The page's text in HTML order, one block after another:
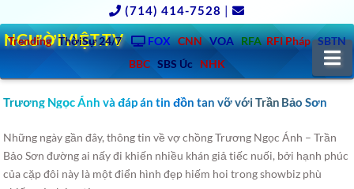
(714) 414-7528 |
Trending ThờiSự 24/7 FOX CNN VOA RFA RFI Pháp SBTN
BBC SBS Úc NHK
NGƯỜIVIỆT.TV
Trương Ngọc Ánh và đáp án tin đồn tan vỡ với Trần Bảo Sơn
Những ngày gần đây, thông tin về vợ chồng Trương Ngọc Ánh – Trần
Bảo Sơn đường ai nấy đi khiến nhiều khán giả tiếc nuối, bởi hạnh phúc
của cặp đôi này là một điển hình đẹp hiếm hoi trong showbiz phù